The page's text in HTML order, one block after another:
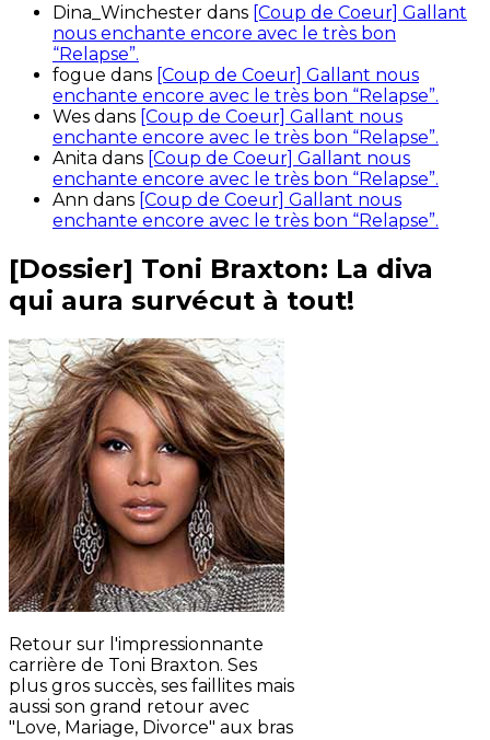
Dina_Winchester dans [Coup de Coeur] Gallant
nous enchante encore avec le très bon
“Relapse”.
fogue dans [Coup de Coeur] Gallant nous
enchante encore avec le très bon “Relapse”.
Wes dans [Coup de Coeur] Gallant nous
enchante encore avec le très bon “Relapse”.
Anita dans [Coup de Coeur] Gallant nous
enchante encore avec le très bon “Relapse”.
Ann dans [Coup de Coeur] Gallant nous
enchante encore avec le très bon “Relapse”.
[Dossier] Toni Braxton: La diva
qui aura survécut à tout!
Retour sur l'impressionnante
carrière de Toni Braxton. Ses
plus gros succès, ses faillites mais
aussi son grand retour avec
"Love, Mariage, Divorce" aux bras